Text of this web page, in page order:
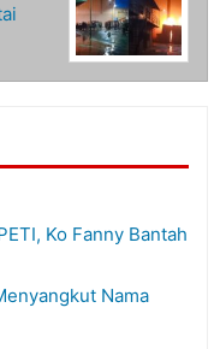
Ko Fanny Bantah
Nama